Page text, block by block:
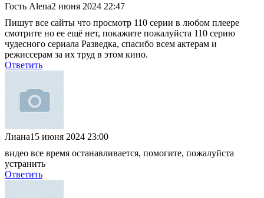
Гость Alena2 июня 2024 22:47
Пишут все сайты что просмотр 110 серии в любом плеере
смотрите но ее ещё нет, покажите пожалуйста 110 серию
чудесного сериала Разведка, спасибо всем актерам и
режиссерам за их труд в этом кино.
Ответить
Лиана15 июня 2024 23:00
видео все время останавливается, помогите, пожалуйста
устранить
Ответить